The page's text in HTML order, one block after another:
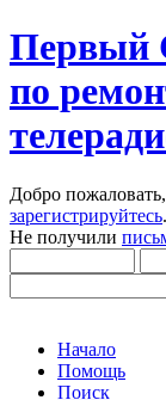
Первый
по
Добро пожаловать,
зарегистрируйтесь.
Не получили
Начало
Помощь
Поиск